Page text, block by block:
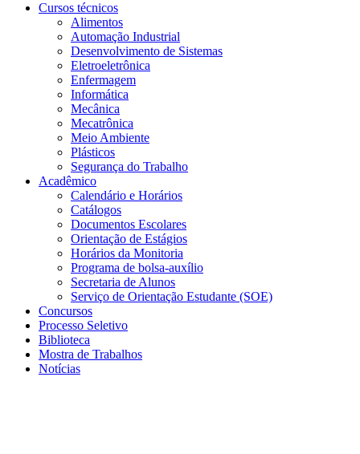
Cursos técnicos
Alimentos
Automação Industrial
Desenvolvimento de Sistemas
Eletroeletrônica
Enfermagem
Informática
Mecânica
Mecatrônica
Meio Ambiente
Plásticos
Segurança do Trabalho
Acadêmico
Calendário e Horários
Catálogos
Documentos Escolares
Orientação de Estágios
Horários da Monitoria
Programa de bolsa-auxílio
Secretaria de Alunos
Serviço de Orientação Estudante (SOE)
Concursos
Processo Seletivo
Biblioteca
Mostra de Trabalhos
Notícias